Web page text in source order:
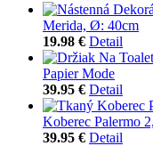
Merida, Ø: 40cm
19.98 € Detail
Papier Mode
39.95 € Detail
Koberec Palermo
39.95 € Detail